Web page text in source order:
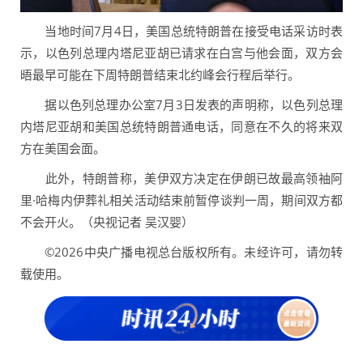
当地时间7月4日，美国总统特朗普在接受电话采访时表
示，以色列总理内塔尼亚胡已请求在白宫与他会面，双方会
晤最早可能在下周特朗普结束北约峰会行程后举行。
据以色列总理办公室7月3日发表的声明称，以色列总理
内塔尼亚胡和美国总统特朗普通电话，同意在不久的将来双
方在美国会面。
此外，特朗普称，美伊双方决定在伊朗已故最高领袖阿
里·哈梅内伊葬礼相关活动结束前暂停谈判一周，期间双方都
不会开火。（央视记者 吴汉婴）
©2026中央广播电视总台版权所有。未经许可，请勿转
载使用。